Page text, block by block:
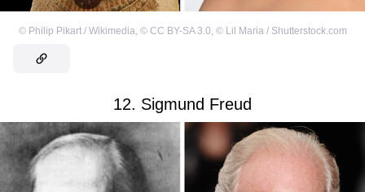
© Philip Pikart / Wikimedia, © CC BY-SA 3.0, © Lil Maria / Shutterstock.com
12. Sigmund Freud